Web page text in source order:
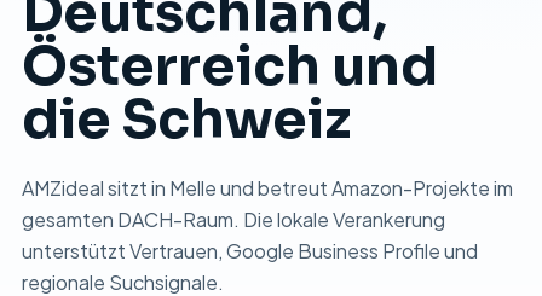
Österreich und
die Schweiz
AMZideal sitzt in Melle und betreut Amazon-Projekte im
gesamten DACH-Raum. Die lokale Verankerung
unterstützt Vertrauen, Google Business Profile und
regionale Suchsignale.